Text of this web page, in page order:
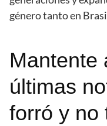
género tanto en
Mantente
últimas
forró y no